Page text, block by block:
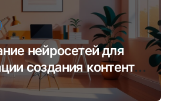
нейросетей для
создания контента
дохода онлайн